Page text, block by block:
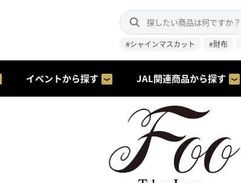
#シャインマスカット #財布
イベントから探す JAL関連商品から探す